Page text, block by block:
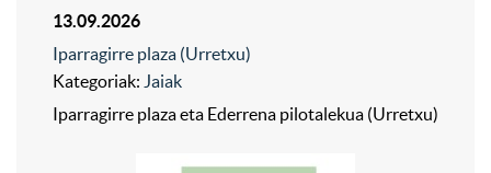
13.09.2026
Iparragirre plaza (Urretxu)
Kategoriak: Jaiak
Iparragirre plaza eta Ederrena pilotalekua (Urretxu)